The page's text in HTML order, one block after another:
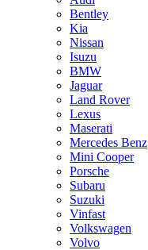
Bentley
Kia
Nissan
Isuzu
BMW
Jaguar
Land Rover
Lexus
Maserati
Mercedes Benz
Mini Cooper
Porsche
Subaru
Suzuki
Vinfast
Volkswagen
Volvo